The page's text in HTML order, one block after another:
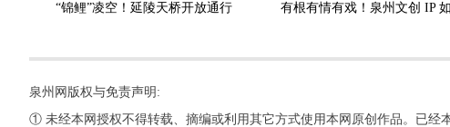
“锦鲤”凌空！延陵天桥开放通行
泉州网版权与免责声明:
① 未经本网授权不得转载、摘编或利用其它方式使用本网原创作品。已经